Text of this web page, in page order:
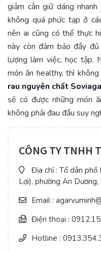
giảm cân giữ dáng
không quá phức tạp ở
nên ai cũng có thể thực
này còn đảm bảo đầy
lượng làm việc, học tập.
món ăn healthy, thì
rau nguyên chất
sẽ có được những món
không phải đau đầu suy
CÔNG TY TNHH
Địa chỉ : Tổ dân
Lợi), phường An
Email :
Điện thoại :
Hotline :